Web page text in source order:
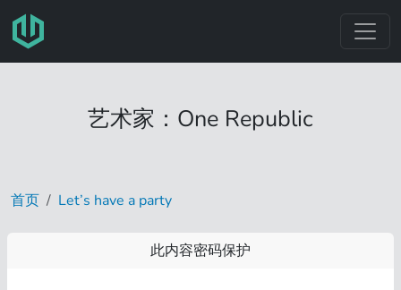
跳转至主要内容
艺术家：One Republic
首页 Let’s have a party
此内容密码保护